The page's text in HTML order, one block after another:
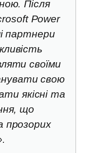
Після
Power
партнери
своїми
свою
якісні та
що
прозорих